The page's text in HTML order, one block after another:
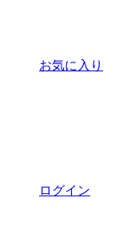
お気に入り
ログイン